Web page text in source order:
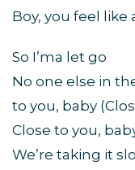
Boy, you feel like
So I’ma let go
No one else in
to you, baby
Close to you,
We’re taking it